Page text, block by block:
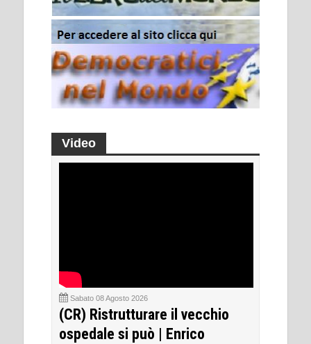
Video
Sabato 08 Agosto 2026
(CR) Ristrutturare il vecchio
ospedale si può | Enrico